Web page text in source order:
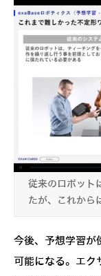
従来のロボット
たが、これから
今後、予想学習が
可能になる。エク